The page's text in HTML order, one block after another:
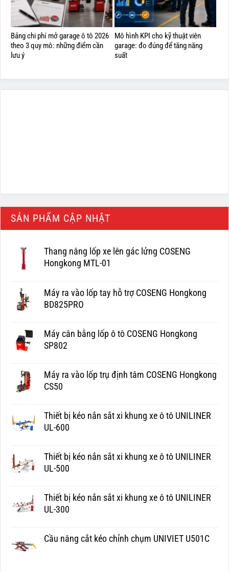
Bảng chi phí mở garage ô tô 2026
theo 3 quy mô: những điểm cần
lưu ý
Mô hình KPI cho kỹ thuật viên
garage: đo đúng để tăng năng
suất
SẢN PHẨM CẬP NHẬT
Thang nâng lốp xe lên gác lửng COSENG
Hongkong MTL-01
Máy ra vào lốp tay hỗ trợ COSENG Hongkong
BD825PRO
Máy cân bằng lốp ô tô COSENG Hongkong
SP802
Máy ra vào lốp trụ định tâm COSENG Hongkong
CS50
Thiết bị kéo nắn sắt xi khung xe ô tô UNILINER
UL-600
Thiết bị kéo nắn sắt xi khung xe ô tô UNILINER
UL-500
Thiết bị kéo nắn sắt xi khung xe ô tô UNILINER
UL-300
Cầu nâng cắt kéo chỉnh chụm UNIVIET U501C